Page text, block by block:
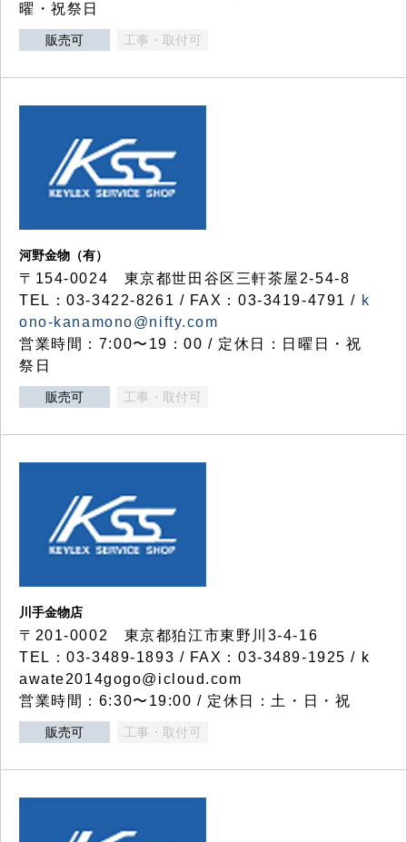
曜・祝祭日
販売可 工事・取付可
河野金物（有）
〒154-0024 東京都世田谷区三軒茶屋2-54-8
TEL：03-3422-8261 / FAX：03-3419-4791 / k
ono-kanamono@nifty.com
営業時間：7:00〜19：00 / 定休日：日曜日・祝
祭日
販売可 工事・取付可
川手金物店
〒201-0002 東京都狛江市東野川3-4-16
TEL：03-3489-1893 / FAX：03-3489-1925 / k
awate2014gogo@icloud.com
営業時間：6:30〜19:00 / 定休日：土・日・祝
販売可 工事・取付可